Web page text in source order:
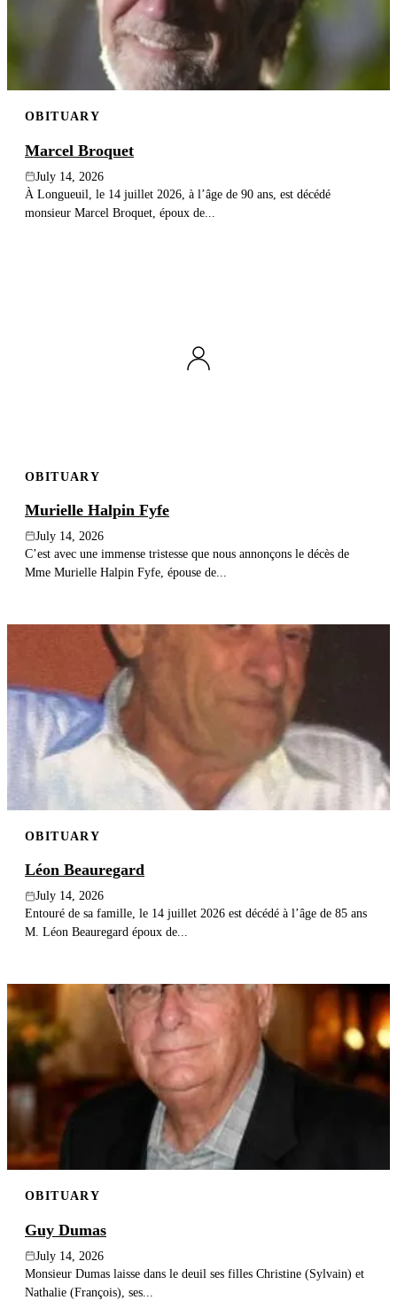
OBITUARY
Marcel Broquet
July 14, 2026
À Longueuil, le 14 juillet 2026, à l’âge de 90 ans, est décédé
monsieur Marcel Broquet, époux de...
OBITUARY
Murielle Halpin Fyfe
July 14, 2026
C’est avec une immense tristesse que nous annonçons le décès de
Mme Murielle Halpin Fyfe, épouse de...
OBITUARY
Léon Beauregard
July 14, 2026
Entouré de sa famille, le 14 juillet 2026 est décédé à l’âge de 85 ans
M. Léon Beauregard époux de...
OBITUARY
Guy Dumas
July 14, 2026
Monsieur Dumas laisse dans le deuil ses filles Christine (Sylvain) et
Nathalie (François), ses...